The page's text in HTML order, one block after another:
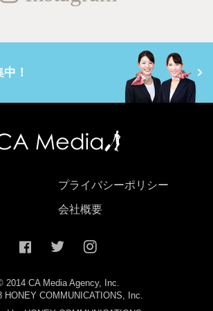
！
プライバシーポリシー
会社概要
2014 CA Media Agency, Inc.
HONEY COMMUNICATIONS, Inc.